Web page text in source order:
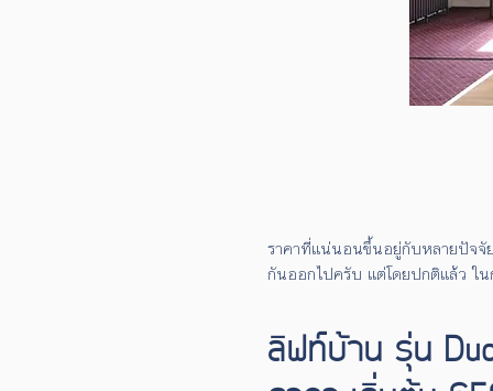
ราคาที่แน่นอนขึ้นอยู่กับหลายปัจจั
กันออกไปครับ แต่โดยปกติแล้ว
ลิฟท์บ้าน รุ่น